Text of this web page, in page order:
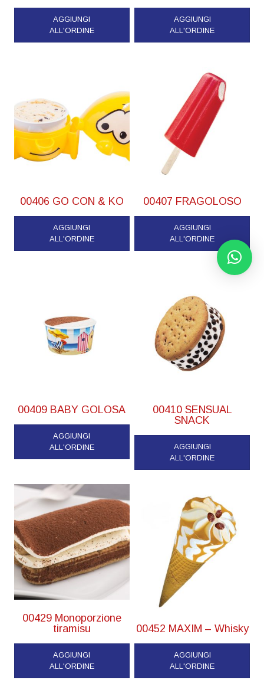
AGGIUNGI
ALL'ORDINE
AGGIUNGI
ALL'ORDINE
00406 GO CON & KO
AGGIUNGI
ALL'ORDINE
00407 FRAGOLOSO
AGGIUNGI
ALL'ORDINE
00409 BABY GOLOSA
AGGIUNGI
ALL'ORDINE
00410 SENSUAL
SNACK
AGGIUNGI
ALL'ORDINE
00429 Monoporzione
tiramisu
AGGIUNGI
ALL'ORDINE
00452 MAXIM – Whisky
AGGIUNGI
ALL'ORDINE